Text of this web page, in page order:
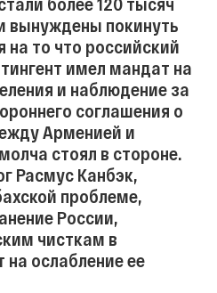
вынуждены покинуть
то что российский
имел мандат на
и наблюдение за
соглашения о
Арменией и
стоял в стороне.
Расмус Канбэк,
проблеме,
России,
чисткам в
на ослабление ее